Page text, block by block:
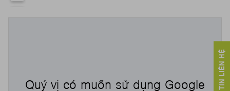
Quý vị có muốn sử dụng Google